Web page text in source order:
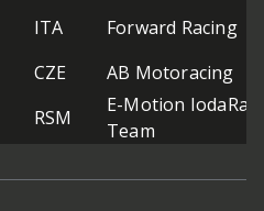
ITA
Forward Racing
CZE
AB Motoracing
RSM
E-Motion
Team